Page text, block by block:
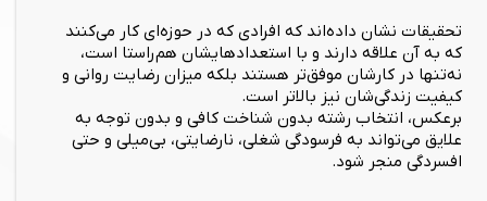
تحقیقات نشان داده‌اند که افرادی که در حوزه‌ای کار می‌کنند
که به آن علاقه دارند و با استعدادهایشان هم‌راستا است،
نه‌تنها در کارشان موفق‌تر هستند بلکه میزان رضایت روانی و
کیفیت زندگی‌شان نیز بالاتر است.
برعکس، انتخاب رشته بدون شناخت کافی و بدون توجه به
علایق می‌تواند به فرسودگی شغلی، نارضایتی، بی‌میلی و حتی
افسردگی منجر شود.